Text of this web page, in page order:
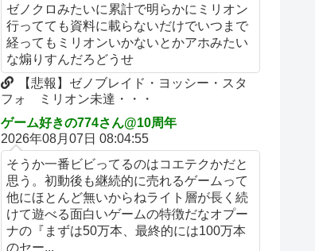
ゼノクロみたいに累計で明らかにミリオン
行ってても資料に載らないだけでいつまで
経ってもミリオンいかないとかアホみたい
な煽りすんだろどうせ
【悲報】ゼノブレイド・ヨッシー・スタ
フォ ミリオン未達・・・
ゲーム好きの774さん@10周年
2026年08月07日 08:04:55
そうか一番ビビってるのはコエテクかだと
思う。初動後も継続的に売れるゲームって
他にほとんど無いからねライト層が長く続
けて遊べる面白いゲームの特徴だなオプー
ナの『まずは50万本、最終的には100万本
のセー...